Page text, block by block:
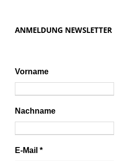
ANMELDUNG NEWSLETTER
Vorname
Nachname
E-Mail *